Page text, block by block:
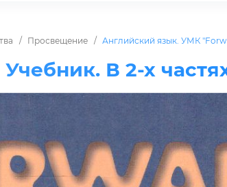
Просвещение Английский язык. УМК
В 2-х